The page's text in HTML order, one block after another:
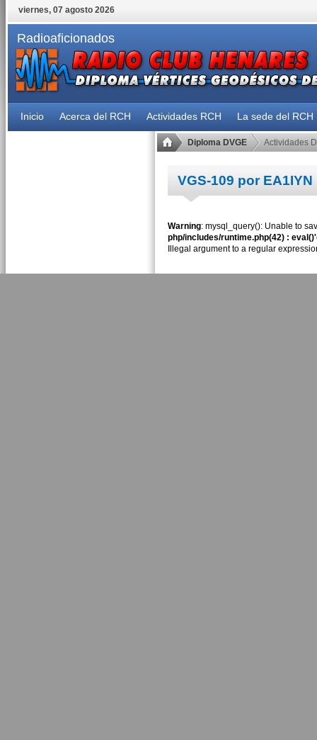
viernes, 07 agosto 2026
Radioaficionados
Inicio Acerca del RCH Actividades RCH La sede del RCH
Diploma DVGE Actividades
VGS-109 por EA1IYN
Warning: mysql_query(): Unable to
php/includes/runtime.php(42) :
Illegal argument to a regular